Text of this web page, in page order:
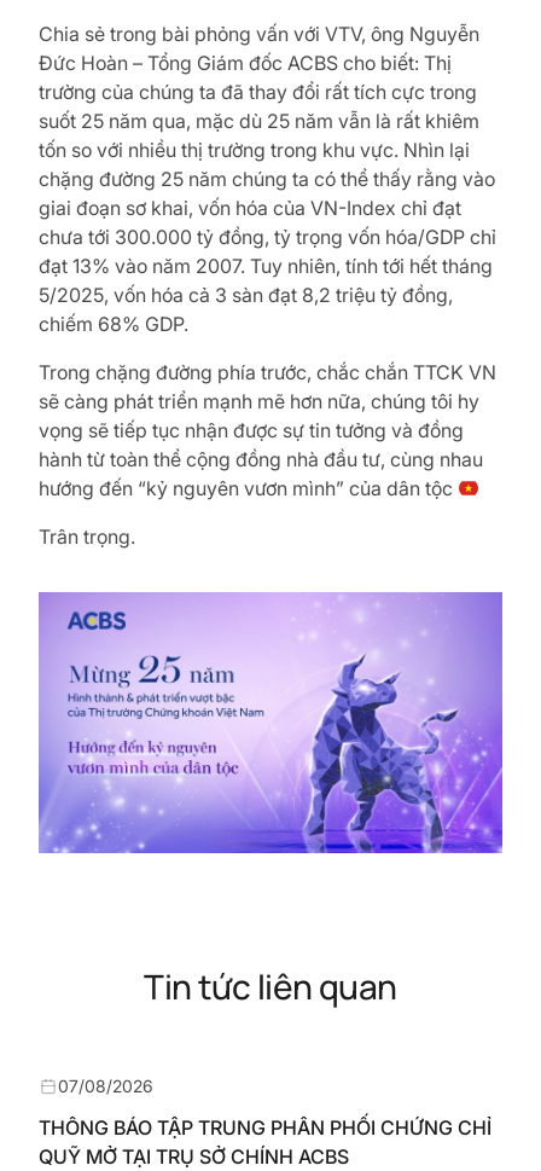
Chia sẻ trong bài phỏng vấn với VTV, ông Nguyễn
Đức Hoàn – Tổng Giám đốc ACBS cho biết: Thị
trường của chúng ta đã thay đổi rất tích cực trong
suốt 25 năm qua, mặc dù 25 năm vẫn là rất khiêm
tốn so với nhiều thị trường trong khu vực. Nhìn lại
chặng đường 25 năm chúng ta có thể thấy rằng vào
giai đoạn sơ khai, vốn hóa của VN-Index chỉ đạt
chưa tới 300.000 tỷ đồng, tỷ trọng vốn hóa/GDP chỉ
đạt 13% vào năm 2007. Tuy nhiên, tính tới hết tháng
5/2025, vốn hóa cả 3 sàn đạt 8,2 triệu tỷ đồng,
chiếm 68% GDP.
Trong chặng đường phía trước, chắc chắn TTCK VN
sẽ càng phát triển mạnh mẽ hơn nữa, chúng tôi hy
vọng sẽ tiếp tục nhận được sự tin tưởng và đồng
hành từ toàn thể cộng đồng nhà đầu tư, cùng nhau
hướng đến “kỷ nguyên vươn mình” của dân tộc
Trân trọng.
Tin tức liên quan
THÔNG BÁO TẬP TRUNG PHÂN PHỐI CHỨNG CHỈ
QUỸ MỞ TẠI TRỤ SỞ CHÍNH ACBS
07/08/2026